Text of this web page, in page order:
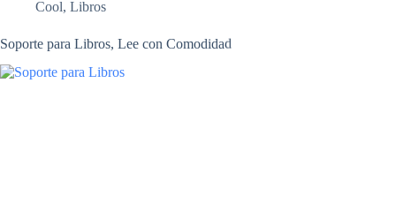
Soporte para Libros, Lee con Comodidad